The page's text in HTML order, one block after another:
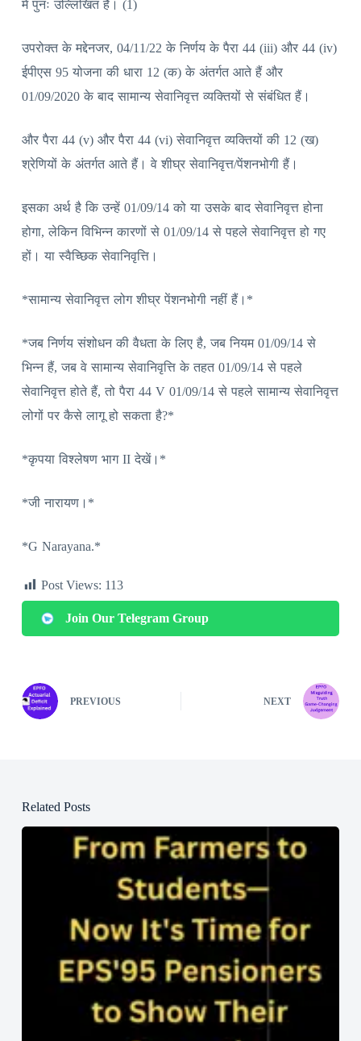
में पुनः उल्लिखित हैं। (1)
उपरोक्त के मद्देनजर, 04/11/22 के निर्णय के पैरा 44 (iii) और 44 (iv)
ईपीएस 95 योजना की धारा 12 (क) के अंतर्गत आते हैं और
01/09/2020 के बाद सामान्य सेवानिवृत्त व्यक्तियों से संबंधित हैं।
और पैरा 44 (v) और पैरा 44 (vi) सेवानिवृत्त व्यक्तियों की 12 (ख)
श्रेणियों के अंतर्गत आते हैं। वे शीघ्र सेवानिवृत्त/पेंशनभोगी हैं।
इसका अर्थ है कि उन्हें 01/09/14 को या उसके बाद सेवानिवृत्त होना
होगा, लेकिन विभिन्न कारणों से 01/09/14 से पहले सेवानिवृत्त हो गए
हों। या स्वैच्छिक सेवानिवृत्ति।
*सामान्य सेवानिवृत्त लोग शीघ्र पेंशनभोगी नहीं हैं।*
*जब निर्णय संशोधन की वैधता के लिए है, जब नियम 01/09/14 से
भिन्न हैं, जब वे सामान्य सेवानिवृत्ति के तहत 01/09/14 से पहले
सेवानिवृत्त होते हैं, तो पैरा 44 V 01/09/14 से पहले सामान्य सेवानिवृत्त
लोगों पर कैसे लागू हो सकता है?*
*कृपया विश्लेषण भाग II देखें।*
*जी नारायण।*
*G Narayana.*
Post Views: 113
Join Our Telegram Group
PREVIOUS NEXT
Related Posts